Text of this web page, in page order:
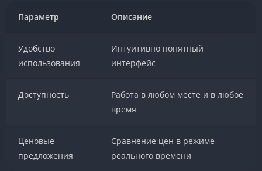
Параметр Описание
Удобство
использования
Интуитивно понятный
интерфейс
Доступность
Работа в любом месте и в любое
время
Ценовые
предложения
Сравнение цен в режиме
реального времени